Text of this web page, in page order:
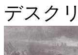
デスク